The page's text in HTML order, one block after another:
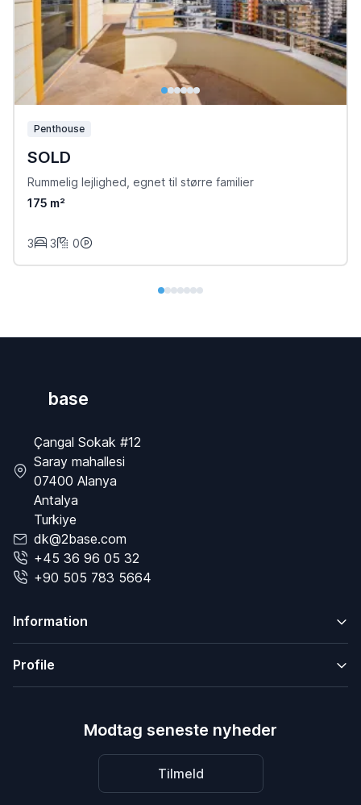
Penthouse
SOLD
Rummelig lejlighed, egnet til større familier
175 m²
3 3 0
base
Çangal Sokak #12
Saray mahallesi
07400 Alanya
Antalya
Turkiye
dk@2base.com
+45 36 96 05 32
+90 505 783 5664
Information
Profile
Modtag seneste nyheder
Tilmeld